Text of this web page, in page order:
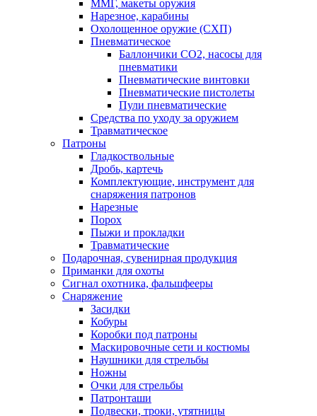
ММГ, макеты оружия
Нарезное, карабины
Охолощенное оружие (СХП)
Пневматическое
Баллончики СО2, насосы для
пневматики
Пневматические винтовки
Пневматические пистолеты
Пули пневматические
Средства по уходу за оружием
Травматическое
Патроны
Гладкоствольные
Дробь, картечь
Комплектующие, инструмент для
снаряжения патронов
Нарезные
Порох
Пыжи и прокладки
Травматические
Подарочная, сувенирная продукция
Приманки для охоты
Сигнал охотника, фальшфееры
Снаряжение
Засидки
Кобуры
Коробки под патроны
Маскировочные сети и костюмы
Наушники для стрельбы
Ножны
Очки для стрельбы
Патронташи
Подвески, троки, утятницы